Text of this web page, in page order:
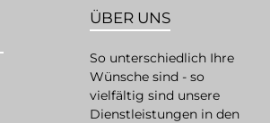
ÜBER UNS
So unterschiedlich Ihre
Wünsche sind - so
vielfältig sind unsere
Dienstleistungen in den